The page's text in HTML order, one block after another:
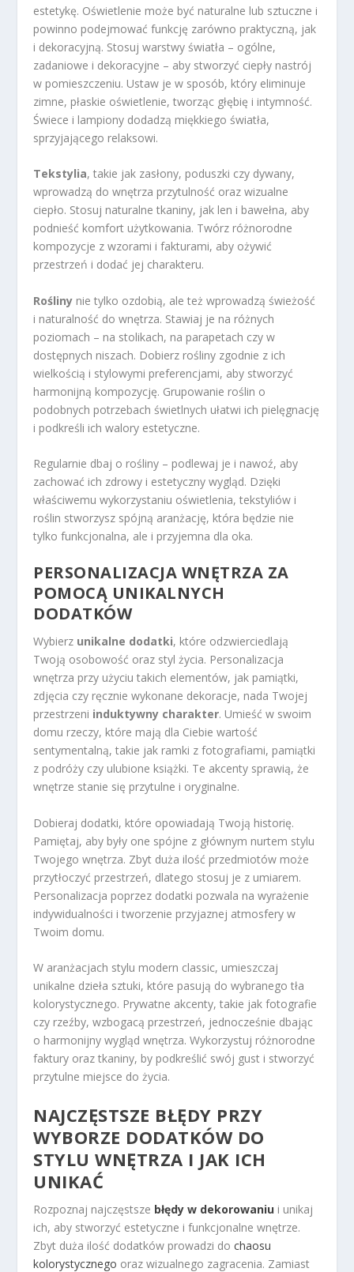
estetykę. Oświetlenie może być naturalne lub sztuczne i
powinno podejmować funkcję zarówno praktyczną, jak
i dekoracyjną. Stosuj warstwy światła – ogólne,
zadaniowe i dekoracyjne – aby stworzyć ciepły nastrój
w pomieszczeniu. Ustaw je w sposób, który eliminuje
zimne, płaskie oświetlenie, tworząc głębię i intymność.
Świece i lampiony dodadzą miękkiego światła,
sprzyjającego relaksowi.
Tekstylia, takie jak zasłony, poduszki czy dywany,
wprowadzą do wnętrza przytulność oraz wizualne
ciepło. Stosuj naturalne tkaniny, jak len i bawełna, aby
podnieść komfort użytkowania. Twórz różnorodne
kompozycje z wzorami i fakturami, aby ożywić
przestrzeń i dodać jej charakteru.
Rośliny nie tylko ozdobią, ale też wprowadzą świeżość
i naturalność do wnętrza. Stawiaj je na różnych
poziomach – na stolikach, na parapetach czy w
dostępnych niszach. Dobierz rośliny zgodnie z ich
wielkością i stylowymi preferencjami, aby stworzyć
harmonijną kompozycję. Grupowanie roślin o
podobnych potrzebach świetlnych ułatwi ich pielęgnację
i podkreśli ich walory estetyczne.
Regularnie dbaj o rośliny – podlewaj je i nawoź, aby
zachować ich zdrowy i estetyczny wygląd. Dzięki
właściwemu wykorzystaniu oświetlenia, tekstyliów i
roślin stworzysz spójną aranżację, która będzie nie
tylko funkcjonalna, ale i przyjemna dla oka.
PERSONALIZACJA WNĘTRZA ZA
POMOCĄ UNIKALNYCH
DODATKÓW
Wybierz unikalne dodatki, które odzwierciedlają
Twoją osobowość oraz styl życia. Personalizacja
wnętrza przy użyciu takich elementów, jak pamiątki,
zdjęcia czy ręcznie wykonane dekoracje, nada Twojej
przestrzeni induktywny charakter. Umieść w swoim
domu rzeczy, które mają dla Ciebie wartość
sentymentalną, takie jak ramki z fotografiami, pamiątki
z podróży czy ulubione książki. Te akcenty sprawią, że
wnętrze stanie się przytulne i oryginalne.
Dobieraj dodatki, które opowiadają Twoją historię.
Pamiętaj, aby były one spójne z głównym nurtem stylu
Twojego wnętrza. Zbyt duża ilość przedmiotów może
przytłoczyć przestrzeń, dlatego stosuj je z umiarem.
Personalizacja poprzez dodatki pozwala na wyrażenie
indywidualności i tworzenie przyjaznej atmosfery w
Twoim domu.
W aranżacjach stylu modern classic, umieszczaj
unikalne dzieła sztuki, które pasują do wybranego tła
kolorystycznego. Prywatne akcenty, takie jak fotografie
czy rzeźby, wzbogacą przestrzeń, jednocześnie dbając
o harmonijny wygląd wnętrza. Wykorzystuj różnorodne
faktury oraz tkaniny, by podkreślić swój gust i stworzyć
przytulne miejsce do życia.
NAJCZĘSTSZE BŁĘDY PRZY
WYBORZE DODATKÓW DO
STYLUWNĘTRZA I JAK ICH
UNIKAĆ
Rozpoznaj najczęstsze błędy w dekorowaniu i unikaj
ich, aby stworzyć estetyczne i funkcjonalne wnętrze.
Zbyt duża ilość dodatków prowadzi dochaosu
kolorystycznego oraz wizualnego zagracenia. Zamiast